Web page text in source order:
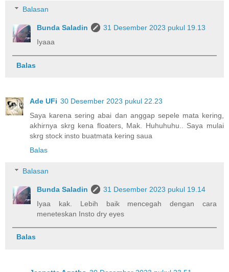
Balasan
Bunda Saladin
31 Desember 2023 pukul 19.13
Iyaaa
Balas
Ade UFi 30 Desember 2023 pukul 22.23
Saya karena sering abai dan anggap sepele mata kering,
akhirnya skrg kena floaters, Mak. Huhuhuhu.. Saya mulai
skrg stock insto buatmata kering saua
Balas
Balasan
Bunda Saladin
31 Desember 2023 pukul 19.14
Iyaa kak. Lebih baik mencegah dengan cara
meneteskan Insto dry eyes
Balas